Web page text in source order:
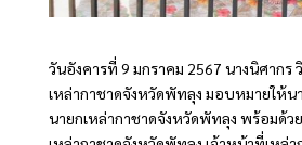
วันอังคารที่ 9 มกราคม 2567 นางนิศากร
เหล่ากาชาดจังหวัดพัทลุง มอบหมายให้น
นายกเหล่ากาชาดจังหวัดพัทลุง พร้อมด้ว